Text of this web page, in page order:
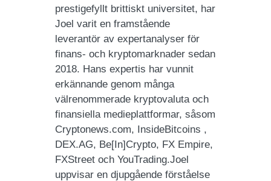
prestigefyllt brittiskt universitet, har
Joel varit en framstående
leverantör av expertanalyser för
finans- och kryptomarknader sedan
2018. Hans expertis har vunnit
erkännande genom många
välrenommerade kryptovaluta och
finansiella medieplattformar, såsom
Cryptonews.com, InsideBitcoins ,
DEX.AG, Be[In]Crypto, FX Empire,
FXStreet och YouTrading.Joel
uppvisar en djupgående förståelse